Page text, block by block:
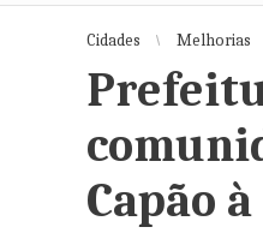
Cidades Melhorias
Capão